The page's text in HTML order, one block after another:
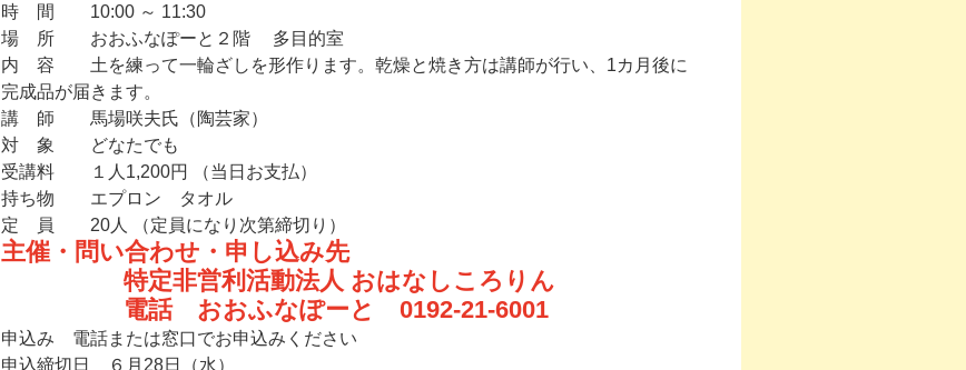
時 間 10:00 ～ 11:30
場 所 おおふなぽーと２階 多目的室
内 容 土を練って一輪ざしを形作ります。乾燥と焼き方は講師が行い、1カ月後に
完成品が届きます。
講 師 馬場咲夫氏（陶芸家）
対 象 どなたでも
受講料 １人1,200円 （当日お支払）
持ち物 エプロン タオル
定 員 20人 （定員になり次第締切り）
主催・問い合わせ・申し込み先
特定非営利活動法人 おはなしころりん
電話 おおふなぽーと 0192-21-6001
申込み 電話または窓口でお申込みください
申込締切日 ６月28日（水）